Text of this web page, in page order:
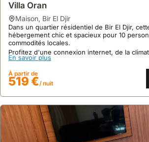
Villa Oran
maison, Bir El Djir
Dans un quartier résidentiel de Bir El Djir,
hébergement chic et spacieux pour 10
commodités locales.
Profitez d'une connexion internet, de la
centre de fitness dans cette maison de
En savoir plus
À partir de
519 €/ nuit